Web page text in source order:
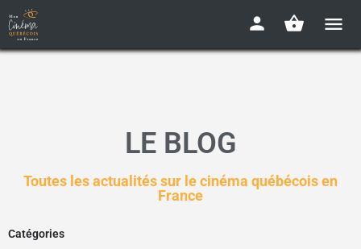
LE BLOG
Toutes les actualités sur le cinéma québécois en
France
Catégories